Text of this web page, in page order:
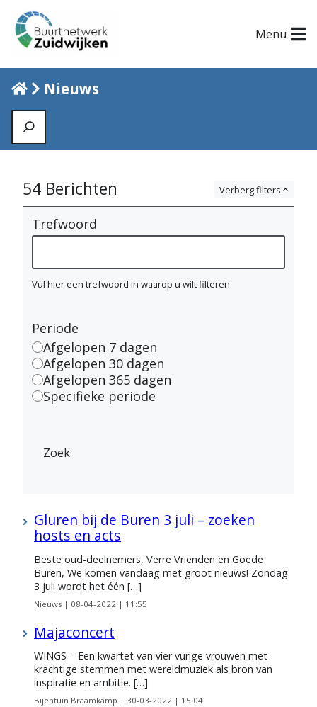
Menu
HomeNieuws
Zoeken
N
i
e
w
54 Berichten Verberg filters
Trefwoord
Vul hier een trefwoord in waarop u wilt filteren.
Periode
Afgelopen 7 dagen
Afgelopen 30 dagen
Afgelopen 365 dagen
Specifieke periode
Zoek
Gluren bij de Buren 3 juli – zoeken
hosts en acts
Beste oud-deelnemers, Verre Vrienden en Goede
Buren, We komen vandaag met groot nieuws! Zondag
3 juli wordt het één […]
Nieuws | 08-04-2022 | 11:55
Majaconcert
WINGS – Een kwartet van vier vurige vrouwen met
krachtige stemmen met wereldmuziek als bron van
inspiratie en ambitie. […]
Bijentuin Braamkamp | 30-03-2022 | 15:04